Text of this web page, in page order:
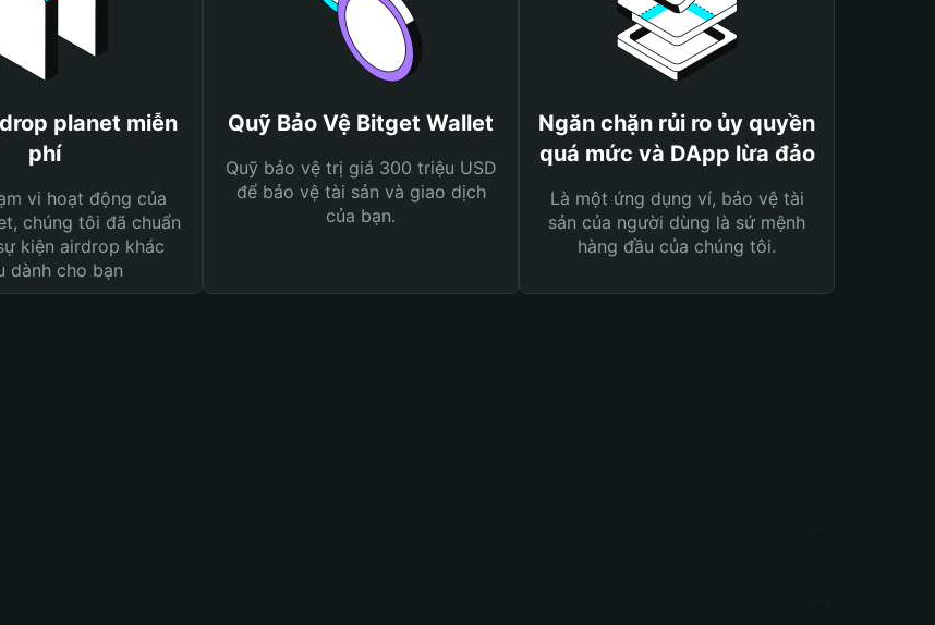
planet miễn
phí
vi hoạt động của
chúng tôi đã chuẩn
kiện airdrop khác
dành cho bạn
Quỹ Bảo Vệ Bitget Wallet
Quỹ bảo vệ trị giá 300 triệu USD
để bảo vệ tài sản và giao dịch
của bạn.
Ngăn chặn rủi ro ủy quyền
quá mức và DApp lừa đảo
Là một ứng dụng ví, bảo vệ tài
sản của người dùng là sứ mệnh
hàng đầu của chúng tôi.